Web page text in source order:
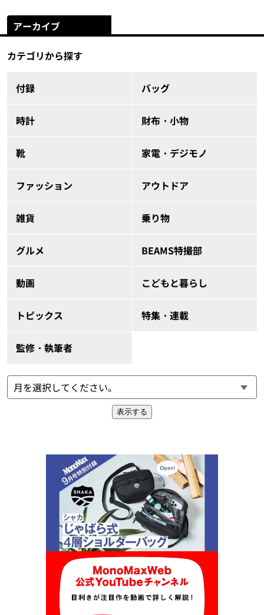
アーカイブ
カテゴリから探す
付録 バッグ
時計 財布・小物
靴 家電・デジモノ
ファッション アウトドア
雑貨 乗り物
グルメ BEAMS特撮部
動画 こどもと暮らし
トピックス 特集・連載
監修・執筆者
表示する